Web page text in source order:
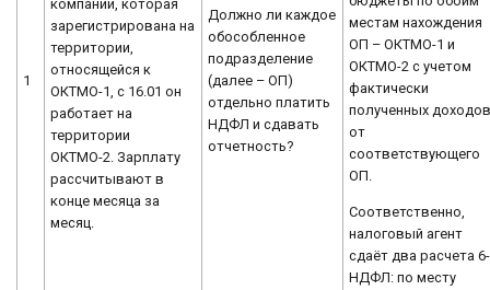
1
компании, которая
зарегистрирована на
территории,
относящейся к
ОКТМО-1, с 16.01 он
работает на
территории
ОКТМО-2. Зарплату
рассчитывают в
конце месяца за
месяц.
Должно ли каждое
обособленное
подразделение
(далее – ОП)
отдельно платить
НДФЛ и сдавать
отчетность?
местам нахождения
ОП – ОКТМО-1 и
ОКТМО-2 с учетом
фактически
полученных
от
соответствующего
ОП.
Соответственно,
налоговый агент
сдаёт два расчета 6-
НДФЛ: по месту